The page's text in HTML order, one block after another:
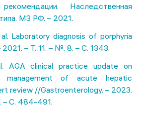
Наследственная
МЗ РФ. – 2021.
Laboratory diagnosis of porphyria
– Т. 11. – №. 8. – С. 1343.
AGA clinical practice update on
management of acute hepatic
review //Gastroenterology. – 2023.
– С. 484-491.